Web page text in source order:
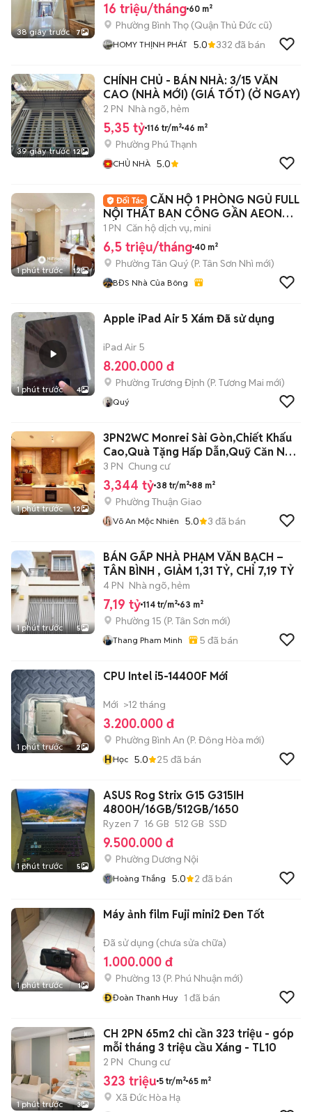
38 giây trước 7
16 triệu/tháng 60 m²
Phường Bình Thọ (Quận Thủ Đức cũ)
HOMY THỊNH PHÁT 5.0 332 đã bán
39 giây trước 12
CHÍNH CHỦ - BÁN NHÀ: 3/15 VĂN
CAO (NHÀ MỚI) (GIÁ TỐT) (Ở NGAY)
2 PN Nhà ngõ, hẻm
5,35 tỷ 116 tr/m² 46 m²
Phường Phú Thạnh
CHỦ NHÀ 5.0
1 phút trước 12
CĂN HỘ 1 PHÒNG NGỦ FULL
NỘI THẤT BAN CÔNG GẦN AEON
TÂN PHÚ - GÒ DÂU
1 PN Căn hộ dịch vụ, mini
6,5 triệu/tháng 40 m²
Phường Tân Quý (P. Tân Sơn Nhì mới)
BĐS Nhà Của Bông
1 phút trước 4
Apple iPad Air 5 Xám Đã sử dụng
iPad Air 5
8.200.000 đ
Phường Trương Định (P. Tương Mai mới)
Quý
1 phút trước 12
3PN2WC Monrei Sài Gòn,Chiết Khấu
Cao,Quà Tặng Hấp Dẫn,Quỹ Căn Nội
Bộ.
3 PN Chung cư
3,344 tỷ 38 tr/m² 88 m²
Phường Thuận Giao
Võ An Mộc Nhiên 5.0 3 đã bán
1 phút trước 5
BÁN GẤP NHÀ PHẠM VĂN BẠCH –
TÂN BÌNH , GIẢM 1,31 TỶ, CHỈ 7,19 TỶ
4 PN Nhà ngõ, hẻm
7,19 tỷ 114 tr/m² 63 m²
Phường 15 (P. Tân Sơn mới)
Thang Pham Minh 5 đã bán
1 phút trước 2
CPU Intel i5-14400F Mới
Mới >12 tháng
3.200.000 đ
Phường Bình An (P. Đông Hòa mới)
HHọc 5.0 25 đã bán
1 phút trước 5
ASUS Rog Strix G15 G315IH
4800H/16GB/512GB/1650
Ryzen 7 16 GB 512 GB SSD
9.500.000 đ
Phường Dương Nội
Hoàng Thắng 5.0 2 đã bán
1 phút trước 1
Máy ảnh film Fuji mini2 Đen Tốt
Đã sử dụng (chưa sửa chữa)
1.000.000 đ
Phường 13 (P. Phú Nhuận mới)
ĐĐoàn Thanh Huy 1 đã bán
1 phút trước 3
CH 2PN 65m2 chỉ cần 323 triệu - góp
mỗi tháng 3 triệu cầu Xáng - TL10
2 PN Chung cư
323 triệu 5 tr/m² 65 m²
Xã Đức Hòa Hạ